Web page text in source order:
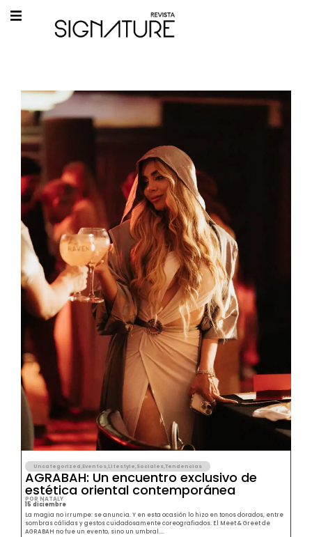
Uncategorized,Eventos,Lifestyle,Sociales,Tendencias
AGRABAH: Un encuentro exclusivo de
estética oriental contemporánea
POR NATALY
15 diciembre
La magia no irrumpe: se anuncia. Y en esta ocasión lo hizo en tonos dorados, entre
sombras cálidas y gestos cuidadosamente coreografiados. El Meet & Greet de
AGRABAH no fue un evento, sino un umbral....